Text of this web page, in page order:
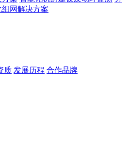
组网解决方案
质 发展历程 合作品牌